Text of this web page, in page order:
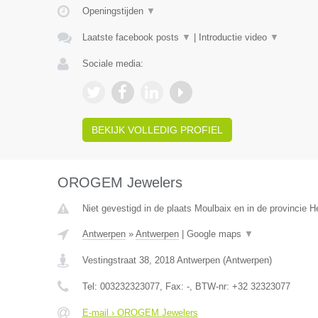
Openingstijden ▼
Laatste facebook posts ▼ Introductie video ▼
Sociale media:
BEKIJK VOLLEDIG PROFIEL
OROGEM Jewelers
Niet gevestigd in de plaats Moulbaix en in de provincie
Antwerpen» Antwerpen| Google maps ▼
Vestingstraat 38, 2018 Antwerpen(Antwerpen)
Tel: 003232323077, Fax: -, BTW-nr: +32 32323077
E-mail › OROGEM Jewelers